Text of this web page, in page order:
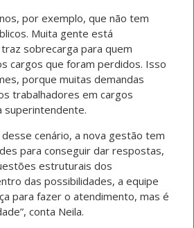
por exemplo, que não tem
Muita gente está
sobrecarga para quem
cargos que foram perdidos. Isso
porque muitas demandas
trabalhadores em cargos
superintendente.
cenário, a nova gestão tem
para conseguir dar respostas,
estruturais dos
das possibilidades, a equipe
para fazer o atendimento, mas é
conta Neila.